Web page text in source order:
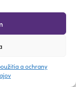
a ochrany